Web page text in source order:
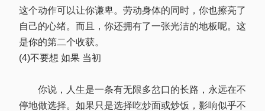
这个动作可以让你谦卑。劳动身体的同时，你也擦亮了
自己的心绪。而且，你还拥有了一张光洁的地板呢。这
是你的第二个收获。
(4)不要想 如果 当初
你说，人生是一条有无限多岔口的长路，永远在不
停地做选择。如果只是选择吃炒面或炒饭，影响似乎不